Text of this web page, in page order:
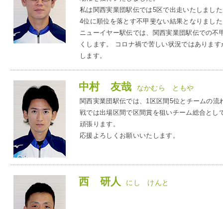
お問
私は関西実業団駅伝では5区で出走いたしまし
4位に順位を落とす不甲斐ない結果となりまし
ニューイヤー駅伝では、関西実業団駅伝での
くします。 コロナ禍で苦しい状況ではありま
します。
中村 友哉 なかむら ともや
関西実業団駅伝では、1区区間5位とチームの
戦では出場区間で区間賞を狙いチーム総合とし
頑張ります。
応援よろしくお願いいたします。
西 研人 にし けんと